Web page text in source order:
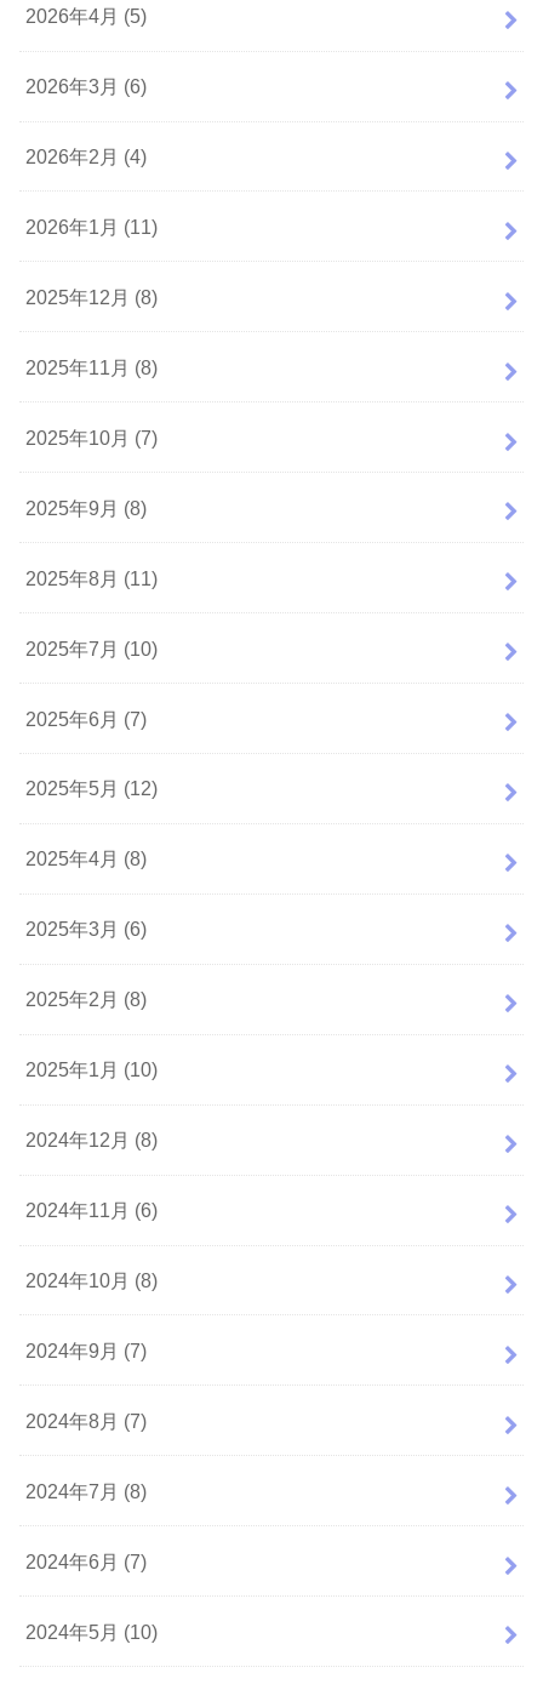
2026年4月 (5)
2026年3月 (6)
2026年2月 (4)
2026年1月 (11)
2025年12月 (8)
2025年11月 (8)
2025年10月 (7)
2025年9月 (8)
2025年8月 (11)
2025年7月 (10)
2025年6月 (7)
2025年5月 (12)
2025年4月 (8)
2025年3月 (6)
2025年2月 (8)
2025年1月 (10)
2024年12月 (8)
2024年11月 (6)
2024年10月 (8)
2024年9月 (7)
2024年8月 (7)
2024年7月 (8)
2024年6月 (7)
2024年5月 (10)